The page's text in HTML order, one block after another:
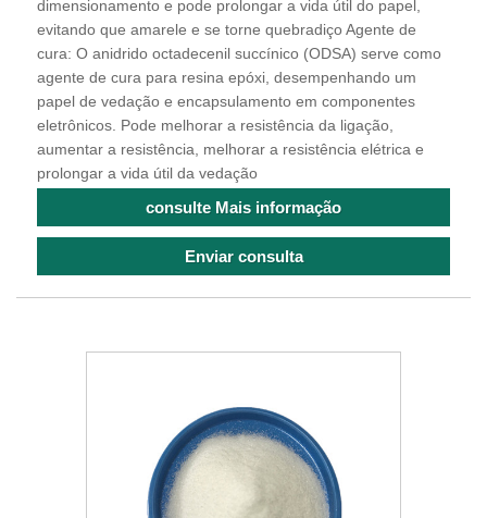
dimensionamento e pode prolongar a vida útil do papel,
evitando que amarele e se torne quebradiço Agente de
cura: O anidrido octadecenil succínico (ODSA) serve como
agente de cura para resina epóxi, desempenhando um
papel de vedação e encapsulamento em componentes
eletrônicos. Pode melhorar a resistência da ligação,
aumentar a resistência, melhorar a resistência elétrica e
prolongar a vida útil da vedação
consulte Mais informação
Enviar consulta